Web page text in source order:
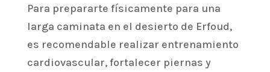
Para prepararte físicamente para una
larga caminata en el desierto de Erfoud,
es recomendable realizar entrenamiento
cardiovascular, fortalecer piernas y